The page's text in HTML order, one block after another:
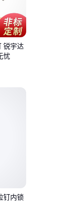
锐宇达
忧
钉内锁